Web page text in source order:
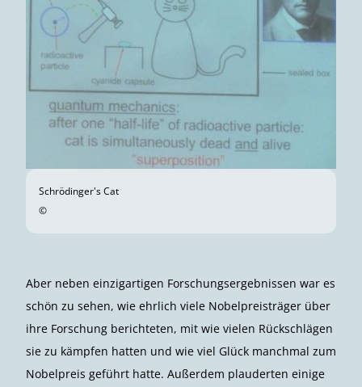
Schrödinger's Cat
©
Aber neben einzigartigen Forschungsergebnissen war es
schön zu sehen, wie ehrlich viele Nobelpreisträger über
ihre Forschung berichteten, mit wie vielen Rückschlägen
sie zu kämpfen hatten und wie viel Glück manchmal zum
Nobelpreis geführt hatte. Außerdem plauderten einige